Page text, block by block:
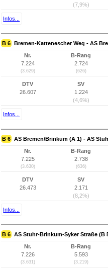
(7,9%)
Infos...
B 6 Bremen-Kattenescher Weg - AS
Nr.
7.224
(3.629)
B-Rang
2.724
(626)
DTV
26.607
SV
1.224
(4,6%)
Infos...
B 6 AS Bremen/Brinkum (A 1) - AS
Nr.
7.225
(3.630)
B-Rang
2.738
(636)
DTV
26.473
SV
2.171
(8,2%)
Infos...
B 6 AS Stuhr-Brinkum-Syker Straße (B
Nr.
7.226
(3.631)
B-Rang
5.593
(3.219)